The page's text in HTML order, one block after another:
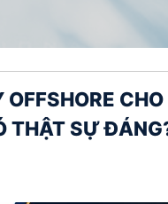
Vincent
Island
THẬT SỰ